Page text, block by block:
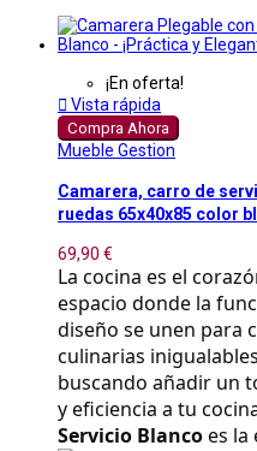
¡En oferta!
 Vista rápida
Compra Ahora
Mueble Gestion
Camarera, carro de
ruedas 65x40x85 color
69,90 €
La cocina es el
espacio donde la
diseño se unen para
culinarias
buscando añadir un
y eficiencia a tu
Servicio Blanco es la